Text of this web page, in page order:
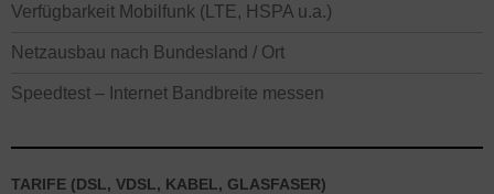
Verfügbarkeit Mobilfunk (LTE, HSPA u.a.)
Netzausbau nach Bundesland / Ort
Speedtest – Internet Bandbreite messen
TARIFE (DSL, VDSL, KABEL, GLASFASER)